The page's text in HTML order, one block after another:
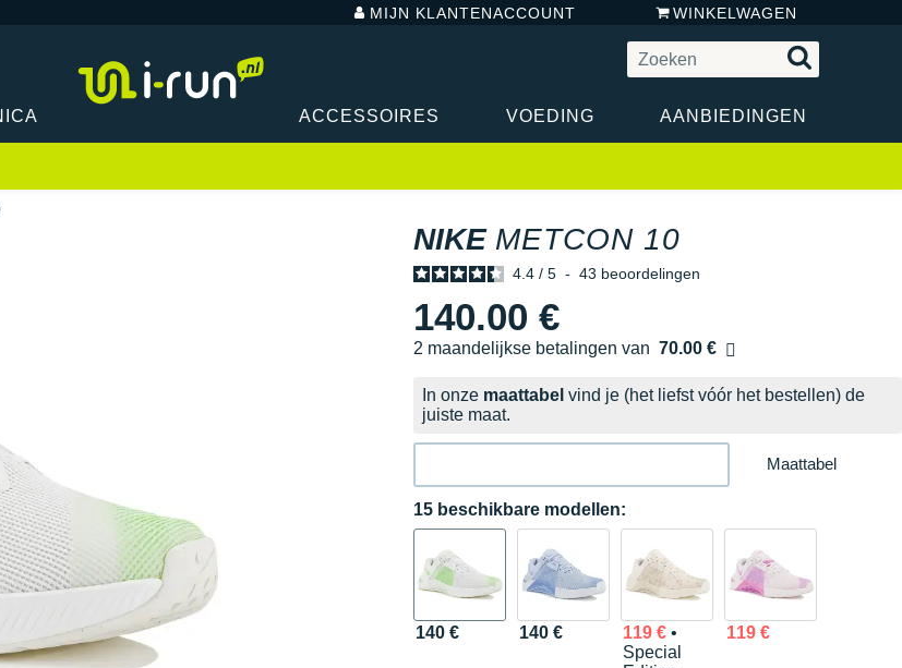
MIJN KLANTENACCOUNT WINKELWAGEN
ACCESSOIRES VOEDING AANBIEDINGEN
NIKE METCON 10
4.4 / 5 - 43 beoordelingen
140.00 €
2 maandelijkse betalingen van 70.00 €
zonder kosten
In onze maattabel vind je (het liefst vóór het bestellen) de
juiste maat.
Maattabel
15 beschikbare modellen:
140 € 140 € 119 €•
Special
119 €